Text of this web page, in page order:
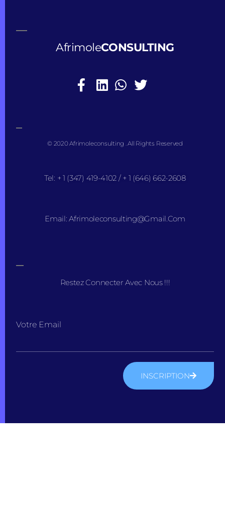
AfrimoleCONSULTING
© 2020 Afrimoleconsulting . All Rights Reserved
Tel: + 1 (347) 419-4102 / + 1 (646) 662-2608
Email: Afrimoleconsulting@gmail.com
Restez Connecter Avec Nous !!!
Votre Email
INSCRIPTION